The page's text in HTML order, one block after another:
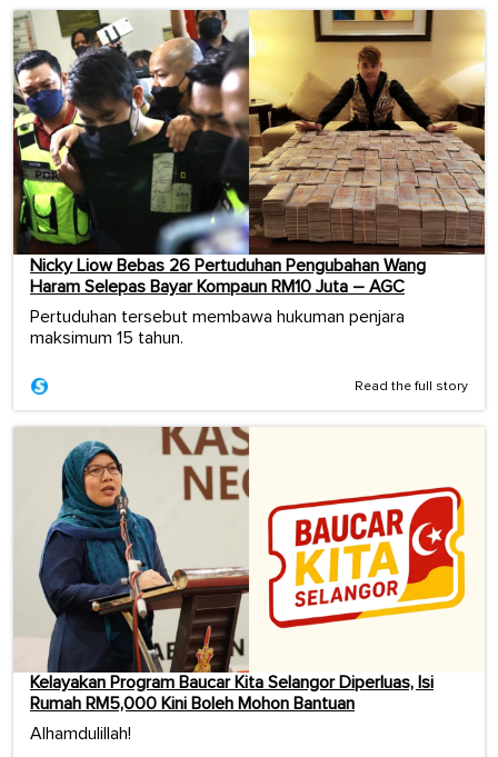
Nicky Liow Bebas 26 Pertuduhan Pengubahan Wang
Haram Selepas Bayar Kompaun RM10 Juta – AGC
Pertuduhan tersebut membawa hukuman penjara
maksimum 15 tahun.
Read the full story
Kelayakan Program Baucar Kita Selangor Diperluas, Isi
Rumah RM5,000 Kini Boleh Mohon Bantuan
Alhamdulillah!